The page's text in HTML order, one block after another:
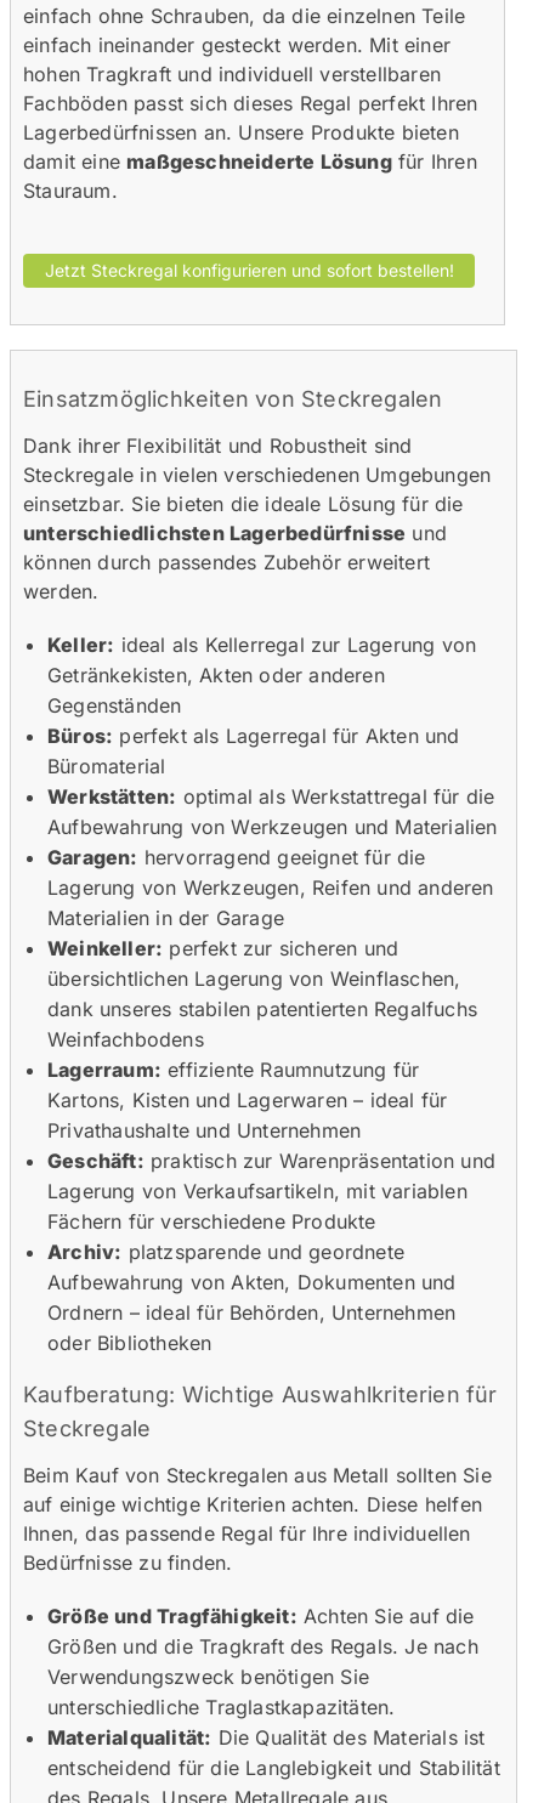
einfach ohne Schrauben, da die einzelnen Teile
einfach ineinander gesteckt werden. Mit einer
hohen Tragkraft und individuell verstellbaren
Fachböden passt sich dieses Regal perfekt Ihren
Lagerbedürfnissen an. Unsere Produkte bieten
damit eine maßgeschneiderte Lösungfür Ihren
Stauraum.
Einsatzmöglichkeiten von Steckregalen
Dank ihrer Flexibilität und Robustheit sind
Steckregale in vielen verschiedenen Umgebungen
einsetzbar. Sie bieten die ideale Lösung für die
unterschiedlichsten Lagerbedürfnisse und
können durch passendes Zubehör erweitert
werden.
Keller: ideal als Kellerregal zur Lagerung von
Getränkekisten, Akten oder anderen
Gegenständen
Büros: perfekt als Lagerregal für Akten und
Büromaterial
Werkstätten: optimal als Werkstattregal für die
Aufbewahrung von Werkzeugen und Materialien
Garagen: hervorragend geeignet für die
Lagerung von Werkzeugen, Reifen und anderen
Materialien in der Garage
Weinkeller: perfekt zur sicheren und
übersichtlichen Lagerung von Weinflaschen,
dank unseres stabilen patentierten Regalfuchs
Weinfachbodens
Lagerraum: effiziente Raumnutzung für
Kartons, Kisten und Lagerwaren – ideal für
Privathaushalte und Unternehmen
Geschäft: praktisch zur Warenpräsentation und
Lagerung von Verkaufsartikeln, mit variablen
Fächern für verschiedene Produkte
Archiv: platzsparende und geordnete
Aufbewahrung von Akten, Dokumenten und
Ordnern – ideal für Behörden, Unternehmen
oder Bibliotheken
Kaufberatung: Wichtige Auswahlkriterien für
Steckregale
Beim Kauf von Steckregalen aus Metall sollten Sie
auf einige wichtige Kriterien achten. Diese helfen
Ihnen, das passende Regal für Ihre individuellen
Bedürfnisse zu finden.
Größe und Tragfähigkeit: Achten Sie auf die
Größen und die Tragkraft des Regals. Je nach
Verwendungszweck benötigen Sie
unterschiedliche Traglastkapazitäten.
Materialqualität: Die Qualität des Materials ist
entscheidend für die Langlebigkeit und Stabilität
des Regals. Unsere Metallregale aus